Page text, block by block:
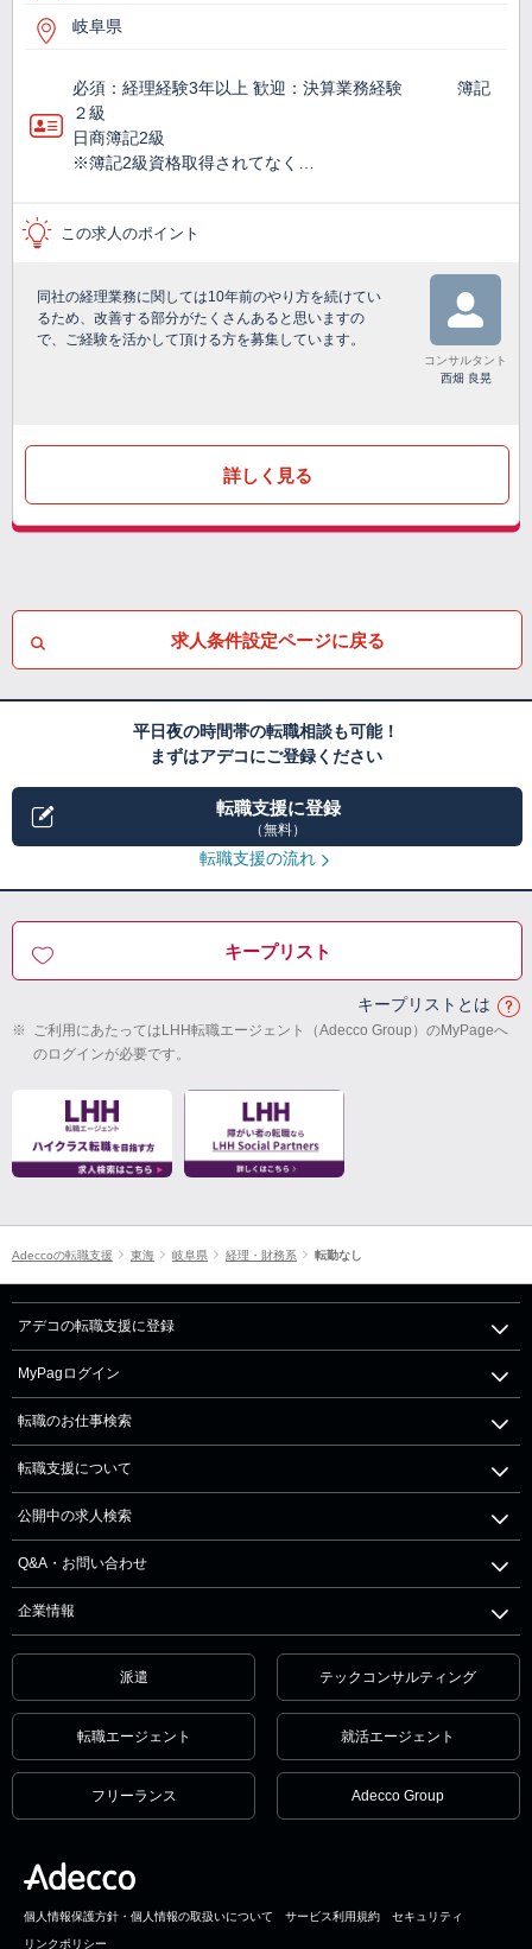
岐阜県
必須：経理経験3年以上 歓迎：決算業務経験 簿記
２級
日商簿記2級
※簿記2級資格取得されてなく…
この求人のポイント
同社の経理業務に関しては10年前のやり方を続けてい
るため、改善する部分がたくさんあると思いますの
で、ご経験を活かして頂ける方を募集しています。
コンサルタント
西畑 良晃
詳しく見る
求人条件設定ページに戻る
平日夜の時間帯の転職相談も可能！
まずはアデコにご登録ください
転職支援に登録
（無料）
転職支援の流れ
キープリスト
キープリストとは
※ ご利用にあたってはLHH転職エージェント（Adecco Group）のMyPageへ
のログインが必要です。
Adeccoの転職支援 東海 岐阜県 経理・財務系 転勤なし
アデコの転職支援に登録
MyPagログイン
転職のお仕事検索
転職支援について
公開中の求人検索
Q&A・お問い合わせ
企業情報
派遣 テックコンサルティング
転職エージェント 就活エージェント
フリーランス Adecco Group
個人情報保護方針・個人情報の取扱いについて サービス利用規約 セキュリティ
リンクポリシー